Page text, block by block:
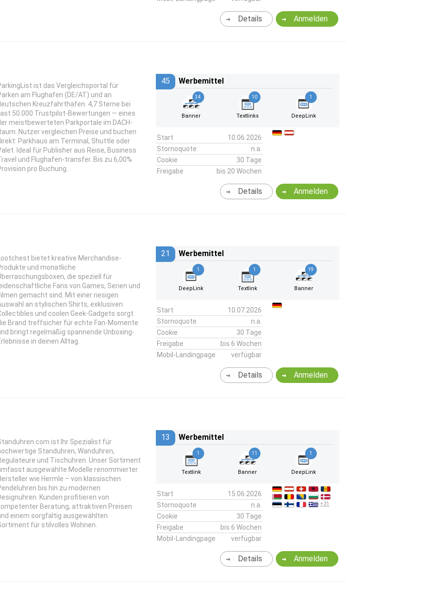
Anmelden
Details
ist das Vergleichsportal für
am Flughafen (DE/AT) und an
Kreuzfahrthäfen. 4,7 Sterne bei
50.000 Trustpilot-Bewertungen — eines
meistbewerteten Parkportale im DACH-
Nutzer vergleichen Preise und buchen
Parkhaus am Terminal, Shuttle oder
Ideal für Publisher aus Reise, Business
und Flughafen-transfer. Bis zu 6,00%
pro Buchung.
45 Werbemittel
34
Banner
10
Textlinks
1
DeepLink
Start
10.06.2026
Stornoquote
n.a.
Cookie
30 Tage
Freigabe
bis 20 Wochen
Anmelden
Details
Lootchest bietet kreative Merchandise-
und monatliche
die speziell für
Fans von Games, Serien und
gemacht sind. Mit einer riesigen
an stylischen Shirts, exklusiven
und coolen Geek-Gadgets sorgt
Brand treffsicher für echte Fan-Momente
bringt regelmäßig spannende Unboxing-
in deinen Alltag.
21 Werbemittel
1
DeepLink
1
Textlink
19
Banner
Start
10.07.2026
Stornoquote
n.a.
Cookie
30 Tage
Freigabe
bis 6 Wochen
Mobil-Landingpage
verfügbar
Anmelden
Details
ist Ihr Spezialist für
Standuhren, Wanduhren,
und Tischuhren. Unser Sortiment
ausgewählte Modelle renommierter
wie Hermle – von klassischen
bis hin zu modernen
Kunden profitieren von
Beratung, attraktiven Preisen
einem sorgfältig ausgewählten
für stilvolles Wohnen.
13 Werbemittel
1
Textlink
11
Banner
1
DeepLink
Start
15.06.2026
Stornoquote
n.a.
Cookie
30 Tage
Freigabe
bis 6 Wochen
Mobil-Landingpage
verfügbar
+31
Anmelden
Details